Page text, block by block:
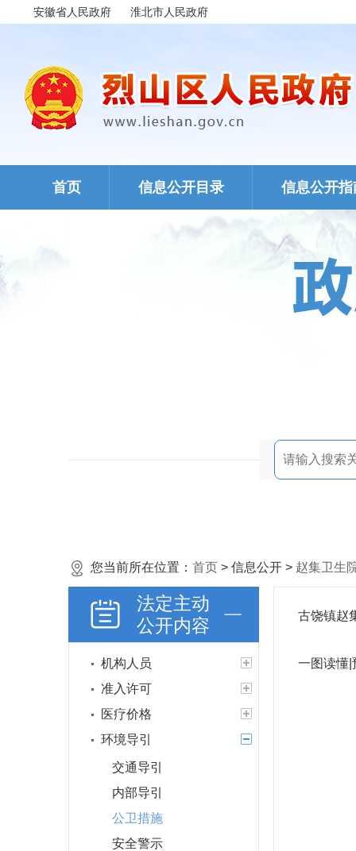
安徽省人民政府 淮北市人民政府
首页 信息公开目录 信息公开指
您当前所在位置： 首页 > 信息公开 > 赵集卫生
法定主动
公开内容
机构人员
准入许可
医疗价格
环境导引
交通导引
内部导引
公卫措施
安全警示
古饶镇赵
一图读懂|